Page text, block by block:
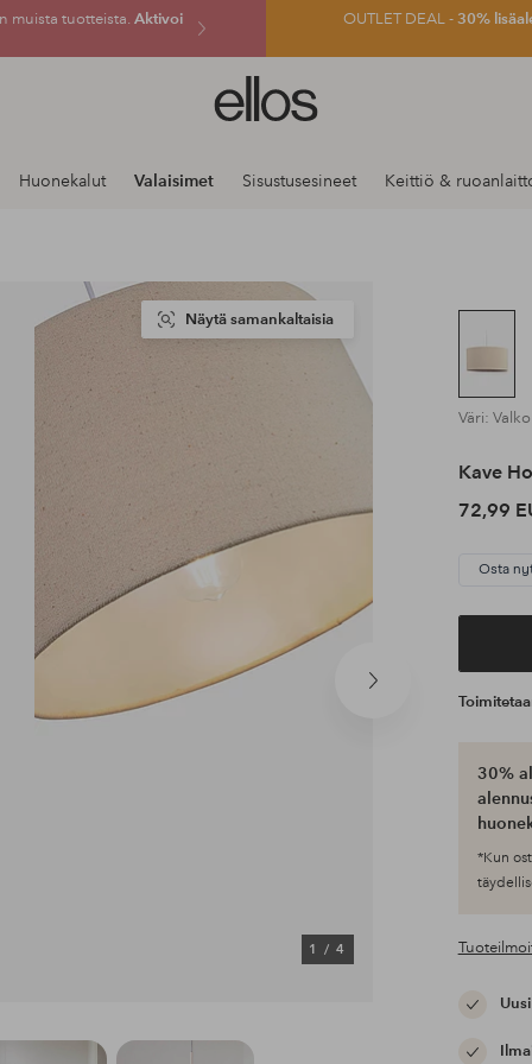
muista tuotteista. Aktivoi OUTLET DEAL -30%
Ellos-
logo
siirry
Huonekalut Valaisimet Sisustusesineet Keittiö &
Seuraava
1/ 4
Näytä samankaltaisia
Väri:
Kave
72,99
Osta
30%
*Kun